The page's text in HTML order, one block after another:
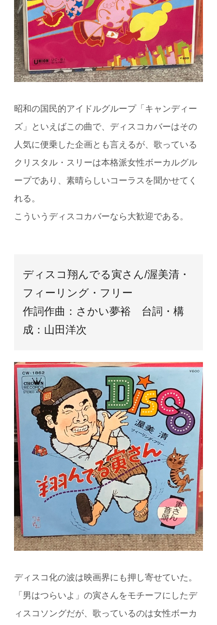
昭和の国民的アイドルグループ「キャンディー
ズ」といえばこの曲で、ディスコカバーはその
人気に便乗した企画とも言えるが、歌っている
クリスタル・スリーは本格派女性ボーカルグル
ープであり、素晴らしいコーラスを聞かせてく
れる。
こういうディスコカバーなら大歓迎である。
ディスコ翔んでる寅さん/渥美清・
フィーリング・フリー
作詞作曲：さかい夢裕 台詞・構
成：山田洋次
ディスコ化の波は映画界にも押し寄せていた。
「男はつらいよ」の寅さんをモチーフにしたデ
ィスコソングだが、歌っているのは女性ボーカ